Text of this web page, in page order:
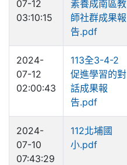
07-12
03:10:15
素養成南區教
師社群成果報
告.pdf
2024-
07-12
02:00:43
113全3-4-2
促進學習的對
話成果報
告.pdf
2024-
07-10
07:43:29
112北埔國
小.pdf